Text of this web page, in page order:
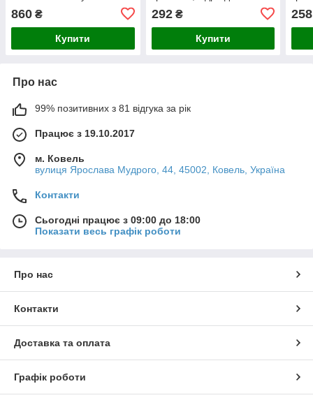
860 ₴
Купити
World4Carp SOFT
BUCKET 25 л Coyote
292₴
Купити
258
Про нас
99% позитивних з 81 відгука за рік
Працює з 19.10.2017
м. Ковель
вулиця Ярослава Мудрого, 44, 45002, Ковель, Україна
Контакти
Сьогодні працює з 09:00 до 18:00
Показати весь графік роботи
Про нас
Контакти
Доставка та оплата
Графік роботи